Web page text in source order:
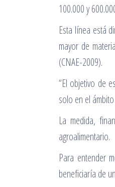
100.000 y
Esta línea está
mayor de
(CNAE-2009).
“El objetivo de
solo en el
La medida,
agroalimentario.
Para entender
beneficiaría de